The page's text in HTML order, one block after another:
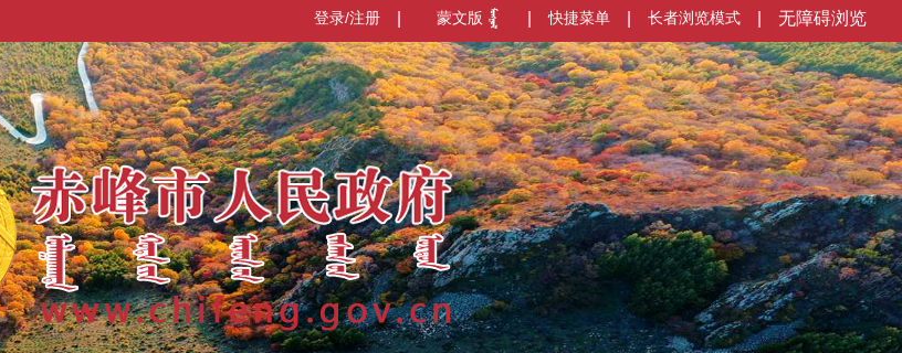
无障碍浏览
长者浏览模式
快捷菜单
蒙文版
登录/注册